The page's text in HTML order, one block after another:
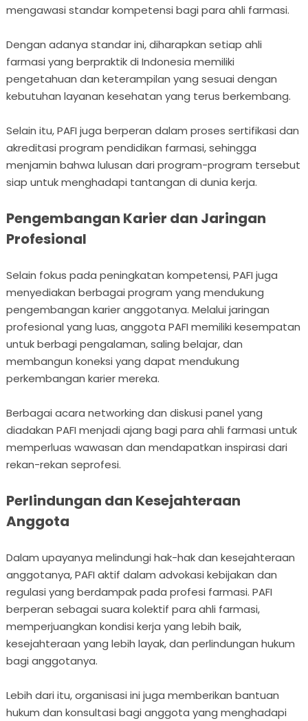
mengawasi standar kompetensi bagi para ahli farmasi.
Dengan adanya standar ini, diharapkan setiap ahli
farmasi yang berpraktik di Indonesia memiliki
pengetahuan dan keterampilan yang sesuai dengan
kebutuhan layanan kesehatan yang terus berkembang.
Selain itu, PAFI juga berperan dalam proses sertifikasi dan
akreditasi program pendidikan farmasi, sehingga
menjamin bahwa lulusan dari program-program tersebut
siap untuk menghadapi tantangan di dunia kerja.
Pengembangan Karier dan Jaringan
Profesional
Selain fokus pada peningkatan kompetensi, PAFI juga
menyediakan berbagai program yang mendukung
pengembangan karier anggotanya. Melalui jaringan
profesional yang luas, anggota PAFI memiliki kesempatan
untuk berbagi pengalaman, saling belajar, dan
membangun koneksi yang dapat mendukung
perkembangan karier mereka.
Berbagai acara networking dan diskusi panel yang
diadakan PAFI menjadi ajang bagi para ahli farmasi untuk
memperluas wawasan dan mendapatkan inspirasi dari
rekan-rekan seprofesi.
Perlindungan dan Kesejahteraan
Anggota
Dalam upayanya melindungi hak-hak dan kesejahteraan
anggotanya, PAFI aktif dalam advokasi kebijakan dan
regulasi yang berdampak pada profesi farmasi. PAFI
berperan sebagai suara kolektif para ahli farmasi,
memperjuangkan kondisi kerja yang lebih baik,
kesejahteraan yang lebih layak, dan perlindungan hukum
bagi anggotanya.
Lebih dari itu, organisasi ini juga memberikan bantuan
hukum dan konsultasi bagi anggota yang menghadapi